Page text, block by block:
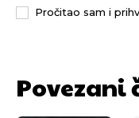
Pusti
Pusti
Pročitao sam i
Povezani